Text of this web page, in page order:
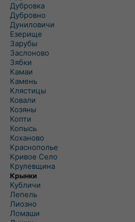
Дубровка
Дубровно
Дуниловичи
Езерище
Зарубы
Заслоново
Зябки
Камаи
Камень
Клястицы
Ковали
Козяны
Копти
Копысь
Коханово
Краснополье
Кривое Село
Крулевщина
Крынки
Кубличи
Лепель
Лиозно
Ломаши